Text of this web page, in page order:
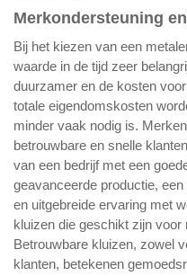
Merkondersteuning
Bij het kiezen van een
waarde in de tijd zeer
duurzamer en de kosten
totale eigendomskosten
minder vaak nodig is.
betrouwbare en snelle
van een bedrijf met een
geavanceerde productie,
en uitgebreide ervaring met
kluizen die geschikt zijn
Betrouwbare kluizen, zowel
klanten, betekenen